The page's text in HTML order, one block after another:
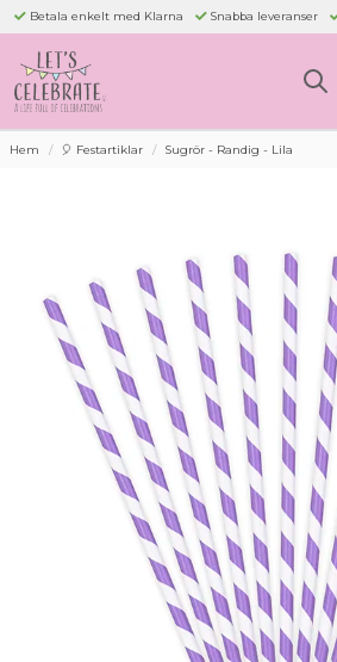
Betala enkelt med Klarna Snabba leveranser
Hem 🎈 Festartiklar Sugrör - Randig - Lila